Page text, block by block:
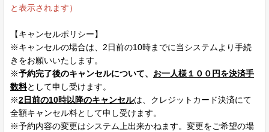
と表示されます）
【キャンセルポリシー】
※キャンセルの場合は、2日前の10時までに当システムより手続
きをお願いいたします。
※予約完了後のキャンセルについて、 お一人様１００円を決済手
数料として申し受けます。
※2日前の10時以降のキャンセルは、クレジットカード決済にて
全額キャンセル料として申し受けます。
※予約内容の変更はシステム上出来かねます。変更をご希望の場